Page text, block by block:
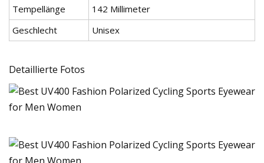
Tempellänge
142 Millimeter
Geschlecht
Unisex
Detaillierte Fotos